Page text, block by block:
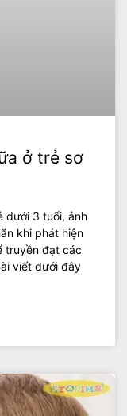
ở trẻ sơ
dưới 3 tuổi, ảnh
khi phát hiện
truyền đạt các
viết dưới đây